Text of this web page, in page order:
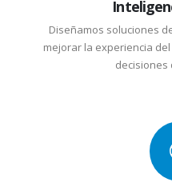
Diseñamos soluciones
mejorar la experiencia
decisiones